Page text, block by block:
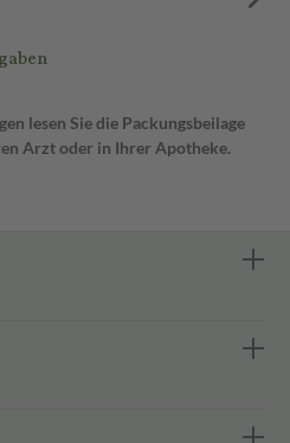
lesen Sie die Packungsbeilage
Arzt oder in Ihrer Apotheke.